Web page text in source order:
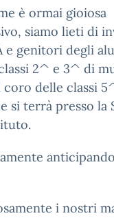
è ormai gioiosa
siamo lieti di
e genitori degli
2^ e 3^ di
coro delle classi
si terrà presso la
i nostri